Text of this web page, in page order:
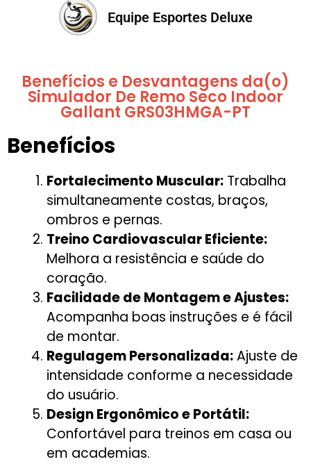
Equipe Esportes Deluxe
Benefícios e Desvantagens da(o)
Simulador De Remo Seco Indoor
Gallant GRS03HMGA-PT
Benefícios
Fortalecimento Muscular: Trabalha
simultaneamente costas, braços,
ombros e pernas.
Treino Cardiovascular Eficiente:
Melhora a resistência e saúde do
coração.
Facilidade de Montagem e Ajustes:
Acompanha boas instruções e é fácil
de montar.
Regulagem Personalizada:Ajuste de
intensidade conforme a necessidade
do usuário.
Design Ergonômico e Portátil:
Confortável para treinos em casa ou
em academias.